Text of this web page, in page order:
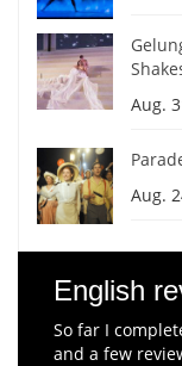
Aug.
Aug.
English
So far I
and a few